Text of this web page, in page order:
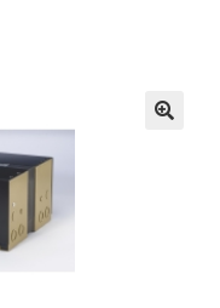
Notre Qualité